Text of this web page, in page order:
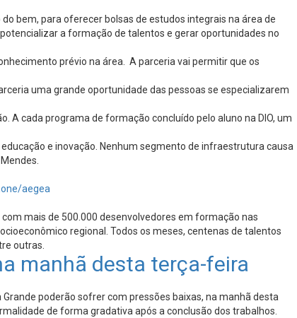
bem, para oferecer bolsas de estudos integrais na área de
a formação de talentos e gerar oportunidades no
prévio na área. A parceria vai permitir que os
uma grande oportunidade das pessoas se especializarem
A cada programa de formação concluído pelo aluno na DIO, um
e inovação. Nenhum segmento de infraestrutura causa
aegea
mais de 500.000 desenvolvedores em formação nas
regional. Todos os meses, centenas de talentos
outras.
manhã desta terça-feira
poderão sofrer com pressões baixas, na manhã desta
de forma gradativa após a conclusão dos trabalhos.